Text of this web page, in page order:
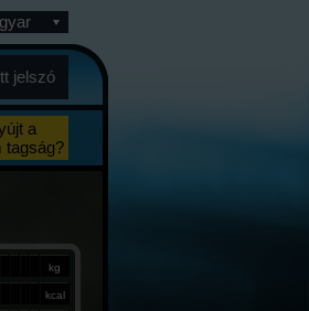
jelszó
a
tagság?
kg
kcal